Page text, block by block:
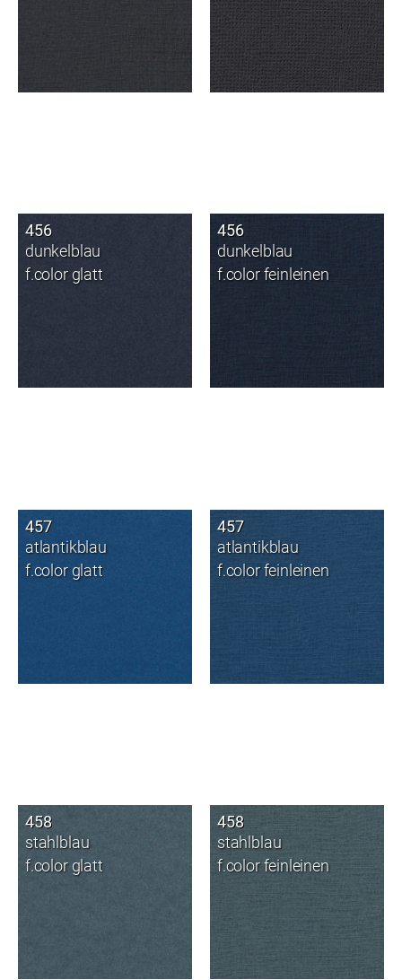
456
dunkelblau
f.color glatt
456
dunkelblau
f.color feinleinen
457
atlantikblau
f.color glatt
457
atlantikblau
f.color feinleinen
458
stahlblau
f.color glatt
458
stahlblau
f.color feinleinen